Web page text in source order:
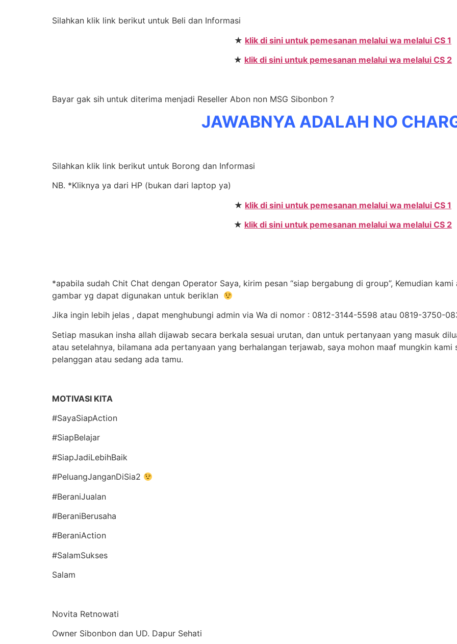
Silahkan klik link berikut untuk Beli dan Informasi
★ klik di sini untuk pemesanan melalui wa melalui CS 1
★ klik di sini untuk pemesanan melalui wa melalui CS 2
Bayar gak sih untuk diterima menjadi Reseller Abon non MSG Sibonbon ?
JAWABNYA ADALAH NO
Silahkan klik link berikut untuk Borong dan Informasi
NB. *Kliknya ya dari HP (bukan dari laptop ya)
★ klik di sini untuk pemesanan melalui wa melalui CS 1
★ klik di sini untuk pemesanan melalui wa melalui CS 2
*apabila sudah Chit Chat dengan Operator Saya, kirim pesan “siap bergabung di group”, Kemudian
gambar yg dapat digunakan untuk beriklan
Jika ingin lebih jelas , dapat menghubungi admin via Wa di nomor : 0812-3144-5598 atau 0819-3750-
Setiap masukan insha allah dijawab secara berkala sesuai urutan, dan untuk pertanyaan yang masuk
atau setelahnya, bilamana ada pertanyaan yang berhalangan terjawab, saya mohon maaf mungkin kami
pelanggan atau sedang ada tamu.
MOTIVASI KITA
#SayaSiapAction
#SiapBelajar
#SiapJadiLebihBaik
#PeluangJanganDiSia2
#BeraniJualan
#BeraniBerusaha
#BeraniAction
#SalamSukses
Salam
Novita Retnowati
Owner Sibonbon dan UD. Dapur Sehati